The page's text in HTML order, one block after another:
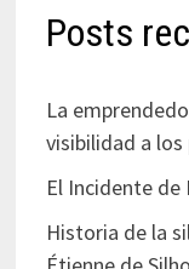
Posts
La
visibilidad a los
El Incidente
Historia de la